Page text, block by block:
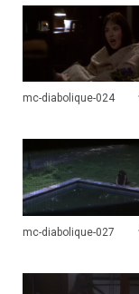
mc-diabolique-024
mc-diabolique-027